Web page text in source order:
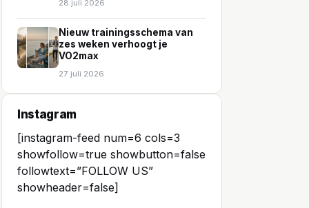
28 juli 2026
Nieuw trainingsschema van
zes weken verhoogt je
VO2max
27 juli 2026
Instagram
[instagram-feed num=6 cols=3
showfollow=true showbutton=false
followtext=”FOLLOW US”
showheader=false]